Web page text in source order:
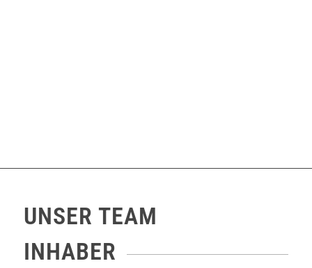
UNSER TEAM
INHABER